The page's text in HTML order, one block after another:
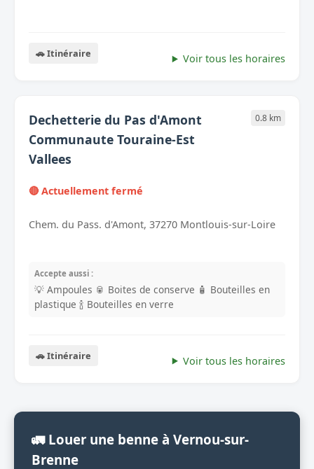
🚗 Itinéraire Voir tous les horaires
Dechetterie du Pas d'Amont
Communaute Touraine-Est
Vallees
0.8 km
🔴 Actuellement fermé
Chem. du Pass. d'Amont, 37270 Montlouis-sur-Loire
Accepte aussi :
💡 Ampoules 🥫 Boites de conserve 🧴 Bouteilles en
plastique 🍾 Bouteilles en verre
🚗 Itinéraire Voir tous les horaires
🚛 Louer une benne à Vernou-sur-
Brenne